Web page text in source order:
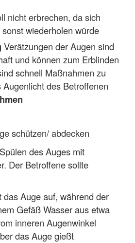
nicht erbrechen, da sich
wiederholen würde
Verätzungen der Augen sind
und können zum Erblinden
schnell Maßnahmen zu
des Betroffenen
schützen/ abdecken
des Auges mit
Der Betroffene sollte
das Auge auf, während der
Gefäß Wasser aus etwa
inneren Augenwinkel
das Auge gießt